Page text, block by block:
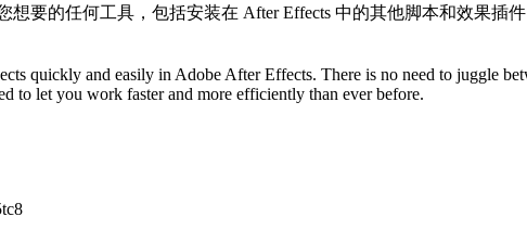
要的任何工具，包括安装在 After Effects 中的其他脚本和效果插
quickly and easily in Adobe After Effects. There is no need to juggle
to let you work faster and more efficiently than ever before.